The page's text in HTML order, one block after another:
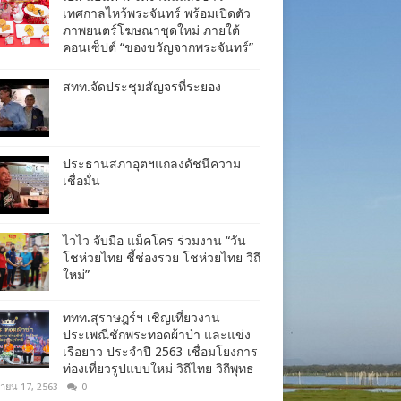
เทศกาลไหว้พระจันทร์ พร้อมเปิดตัว
ภาพยนตร์โฆษณาชุดใหม่ ภายใต้
คอนเซ็ปต์ “ของขวัญจากพระจันทร์”
สทท.จัดประชุมสัญจรที่ระยอง
ประธานสภาอุตฯแถลงดัชนีความ
เชื่อมั่น​
ไวไว จับมือ แม็คโคร ร่วมงาน “วัน
โชห่วยไทย ชี้ช่องรวย โชห่วยไทย วิถี
ใหม่”
ททท.สุราษฎร์ฯ เชิญเที่ยวงาน
ประเพณีชักพระทอดผ้าป่า และแข่ง
เรือยาว ประจำปี 2563 เชื่อมโยงการ
ท่องเที่ยวรูปแบบใหม่ วิถีไทย วิถีพุทธ
ยน 17, 2563 0